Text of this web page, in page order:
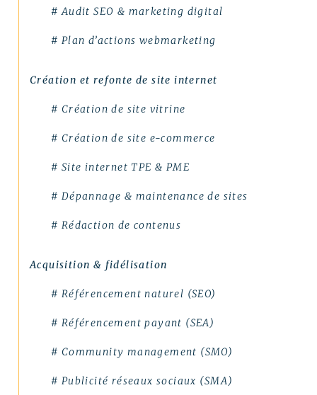
# Rédaction de contenus
# Emailing
Création graphique
# Graphisme print
# Identité visuelle
# Webdesign
# Audit SEO & marketing digital
# Plan d’actions webmarketing
Création et refonte de site internet
# Création de site vitrine
# Création de site e-commerce
# Site internet TPE & PME
# Dépannage & maintenance de sites
# Rédaction de contenus
Acquisition & fidélisation
# Référencement naturel (SEO)
# Référencement payant (SEA)
# Community management (SMO)
# Publicité réseaux sociaux (SMA)